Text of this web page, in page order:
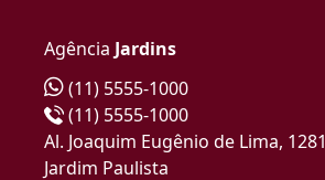
Agência Jardins
(11) 5555-1000
(11) 5555-1000
Al. Joaquim Eugênio de Lima, 1281
Jardim Paulista